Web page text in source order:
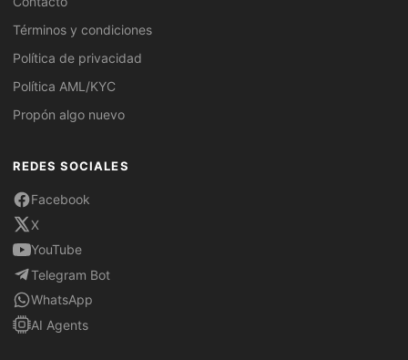
Términos y condiciones
Política de privacidad
Política AML/KYC
Propón algo nuevo
REDES SOCIALES
Facebook
X
YouTube
Telegram Bot
WhatsApp
AI Agents